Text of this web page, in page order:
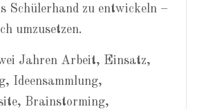
Schülerhand zu entwickeln –
umzusetzen.
Jahren Arbeit, Einsatz,
Ideensammlung,
Brainstorming,